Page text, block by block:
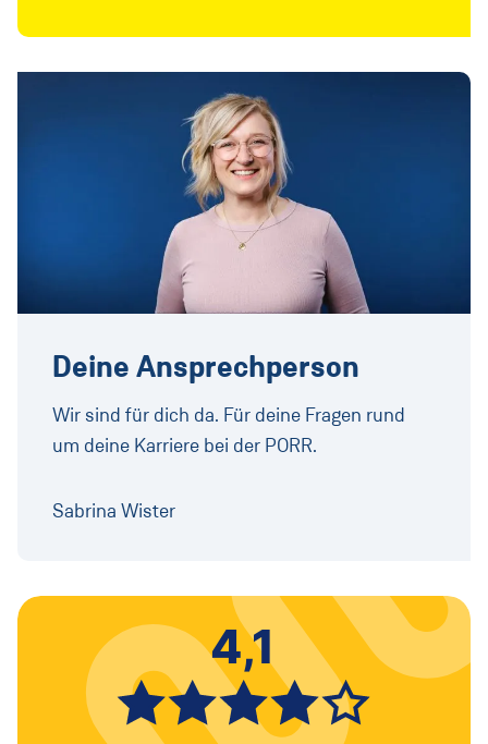
Deine Ansprechperson
Wir sind für dich da. Für deine Fragen rund
um deine Karriere bei der PORR.
Sabrina Wister